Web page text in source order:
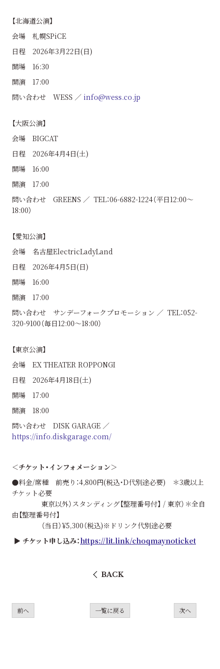
【北海道公演】
会場 札幌SPiCE
日程 2026年3月22日(日)
開場 16:30
開演 17:00
問い合わせ WESS ／ info@wess.co.jp
【大阪公演】
会場 BIGCAT
日程 2026年4月4日(土)
開場 16:00
開演 17:00
問い合わせ GREENS ／ TEL：06-6882-1224（平日12:00〜
18:00）
【愛知公演】
会場 名古屋ElectricLadyLand
日程 2026年4月5日(日)
開場 16:00
開演 17:00
問い合わせ サンデーフォークプロモーション ／ TEL：052-
320-9100（毎日12:00〜18:00）
【東京公演】
会場 EX THEATER ROPPONGI
日程 2026年4月18日(土)
開場 17:00
開演 18:00
問い合わせ DISK GARAGE ／
https://info.diskgarage.com/
＜チケット・インフォメーション＞
●料金/席種 前売り：4,800円(税込・D代別途必要) ＊3歳以上
チケット必要
東京以外）スタンディング【整理番号付】 / 東京）＊全自
由【整理番号付】
（当日）¥5,300（税込)※ドリンク代別途必要
▶ チケット申し込み：https://lit.link/choqmaynoticket
BACK
前へ 一覧に戻る 次へ